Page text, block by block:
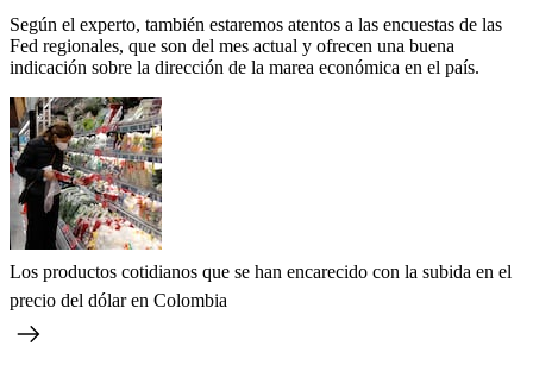
Según el experto, también estaremos atentos a las encuestas de las
Fed regionales, que son del mes actual y ofrecen una buena
indicación sobre la dirección de la marea económica en el país.
Los productos cotidianos que se han encarecido con la subida en el
precio del dólar en Colombia